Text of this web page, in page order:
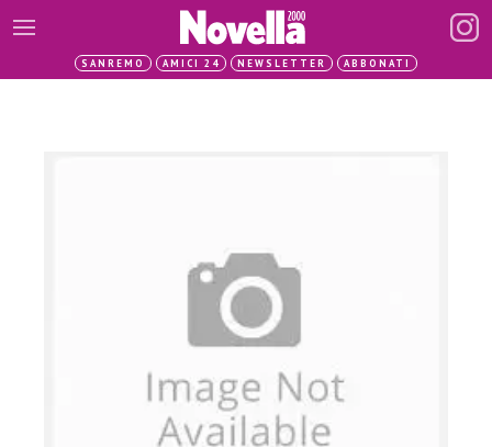
SANREMO AMICI 24 NEWSLETTER ABBONATI